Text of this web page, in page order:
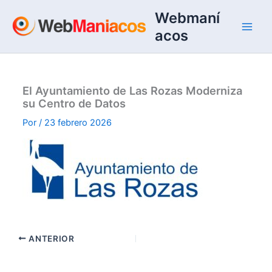
contenido
Webmaní
acos
El Ayuntamiento de Las Rozas Moderniza
su Centro de Datos
Por/ 23 febrero 2026
ANTERIOR